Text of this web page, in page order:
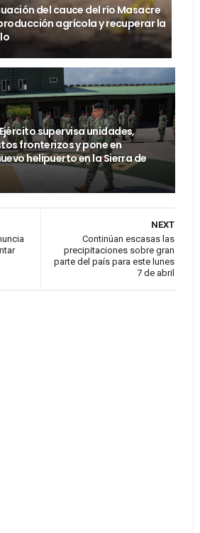
del cauce del río Masacre
agrícola y recuperar la
supervisa unidades,
fronterizos y pone en
helipuerto en la Sierra de
NEXT
Continúan escasas las
precipitaciones sobre gran
parte del país para este lunes
7 de abril